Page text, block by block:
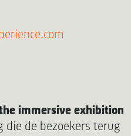
the immersive exhibition
die de bezoekers terug